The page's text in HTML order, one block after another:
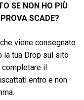
SE NON HO PIÙ
SCADE?
viene consegnato
la tua Drop sul sito
completare il
entro e non